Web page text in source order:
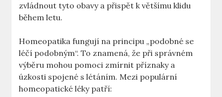
zvládnout tyto obavy a přispět k většímu klidu
během letu.
Homeopatika fungují na principu „podobné se
léčí podobným“. To znamená, že při správném
výběru mohou pomoci zmírnit příznaky a
úzkosti spojené s létáním. Mezi populární
homeopatické léky patří: